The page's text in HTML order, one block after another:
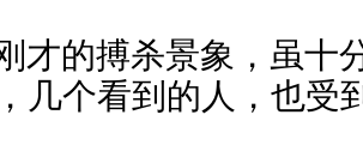
才的搏杀景象，虽十
几个看到的人，也受